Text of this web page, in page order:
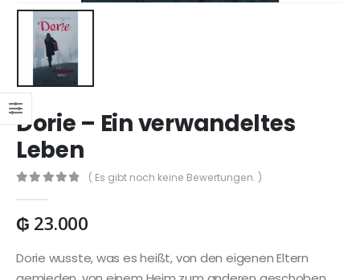
Dorie – Ein verwandeltes
Leben
( Es gibt noch keine Bewertungen. )
₲ 23.000
Dorie wusste, was es heißt, von den eigenen Eltern